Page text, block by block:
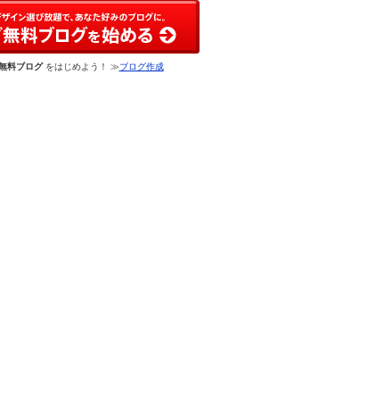
料ブログをはじめよう！ ≫ブログ作成